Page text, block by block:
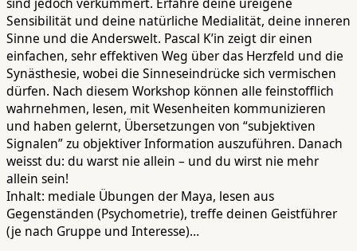
Sensibilität und deine natürliche Medialität, deine inneren
Sinne und die Anderswelt. Pascal K’in zeigt dir einen
einfachen, sehr effektiven Weg über das Herzfeld und die
Synästhesie, wobei die Sinneseindrücke sich vermischen
dürfen. Nach diesem Workshop können alle feinstofflich
wahrnehmen, lesen, mit Wesenheiten kommunizieren
und haben gelernt, Übersetzungen von “subjektiven
Signalen” zu objektiver Information auszuführen. Danach
weisst du: du warst nie allein – und du wirst nie mehr
allein sein!
Inhalt: mediale Übungen der Maya, lesen aus
Gegenständen (Psychometrie), treffe deinen Geistführer
(je nach Gruppe und Interesse)…